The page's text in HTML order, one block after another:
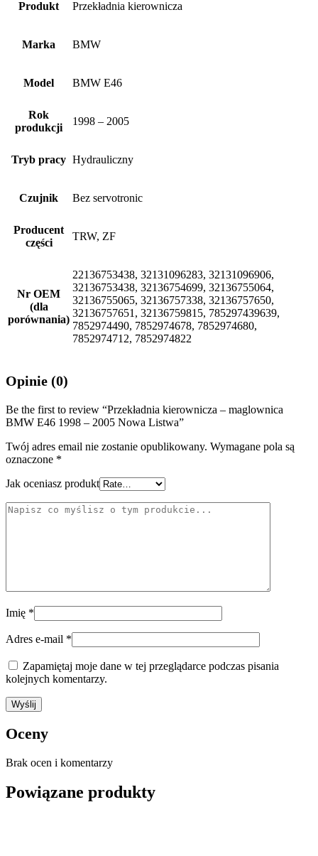
Produkt Przekładnia kierownicza
Marka BMW
Model BMW E46
Rok
produkcji
1998 – 2005
Tryb pracy Hydrauliczny
Czujnik Bez servotronic
Producent
części
TRW, ZF
Nr OEM
(dla
porównania)
22136753438, 32131096283, 32131096906,
32136753438, 32136754699, 32136755064,
32136755065, 32136757338, 32136757650,
32136757651, 32136759815, 785297439639,
7852974490, 7852974678, 7852974680,
7852974712, 7852974822
Opinie (0)
Be the first to review “Przekładnia kierownicza – maglownica
BMW E46 1998 – 2005 Nowa Listwa”
Twój adres email nie zostanie opublikowany. Wymagane pola są
oznaczone *
Jak oceniasz produkt
Imię *
Adres e-mail *
Zapamiętaj moje dane w tej przeglądarce podczas pisania
kolejnych komentarzy.
Oceny
Brak ocen i komentarzy
Powiązane produkty